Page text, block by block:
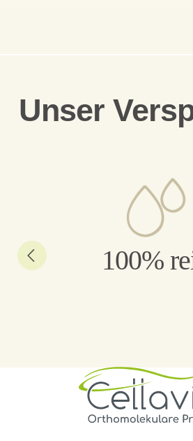
Unser
100%